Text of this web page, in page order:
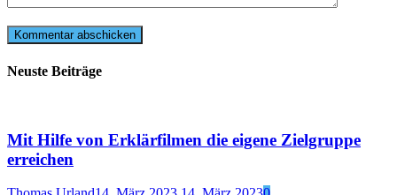
Neuste Beiträge
Mit Hilfe von Erklärfilmen die eigene Zielgruppe
erreichen